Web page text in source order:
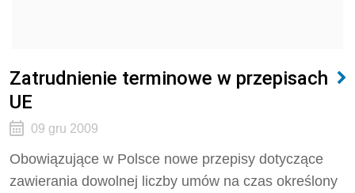
Zatrudnienie terminowe w przepisach
UE
09 gru 2009
Obowiązujące w Polsce nowe przepisy dotyczące
zawierania dowolnej liczby umów na czas określony